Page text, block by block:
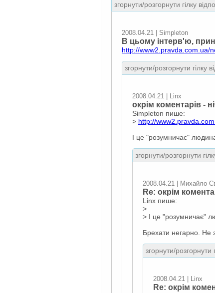
згорнути/розгорнути гілку
2008.04.21 | Simpleton
В цьому інтeрв'ю,
http://www2.pravda.com.ua/
згорнути/розгорнути гілку
2008.04.21 | Linx
окрім коментарів -
Simpleton пише:
> http://
І це "розумничає"
згорнути/розгорнути
2008.04.21 | Михайло
Re: окрім
Linx пише:
>
> І це "розумничає"
Брехати негарно. Не
згорнути/розгорнути
2008.04.21 | Linx
Re: окрім